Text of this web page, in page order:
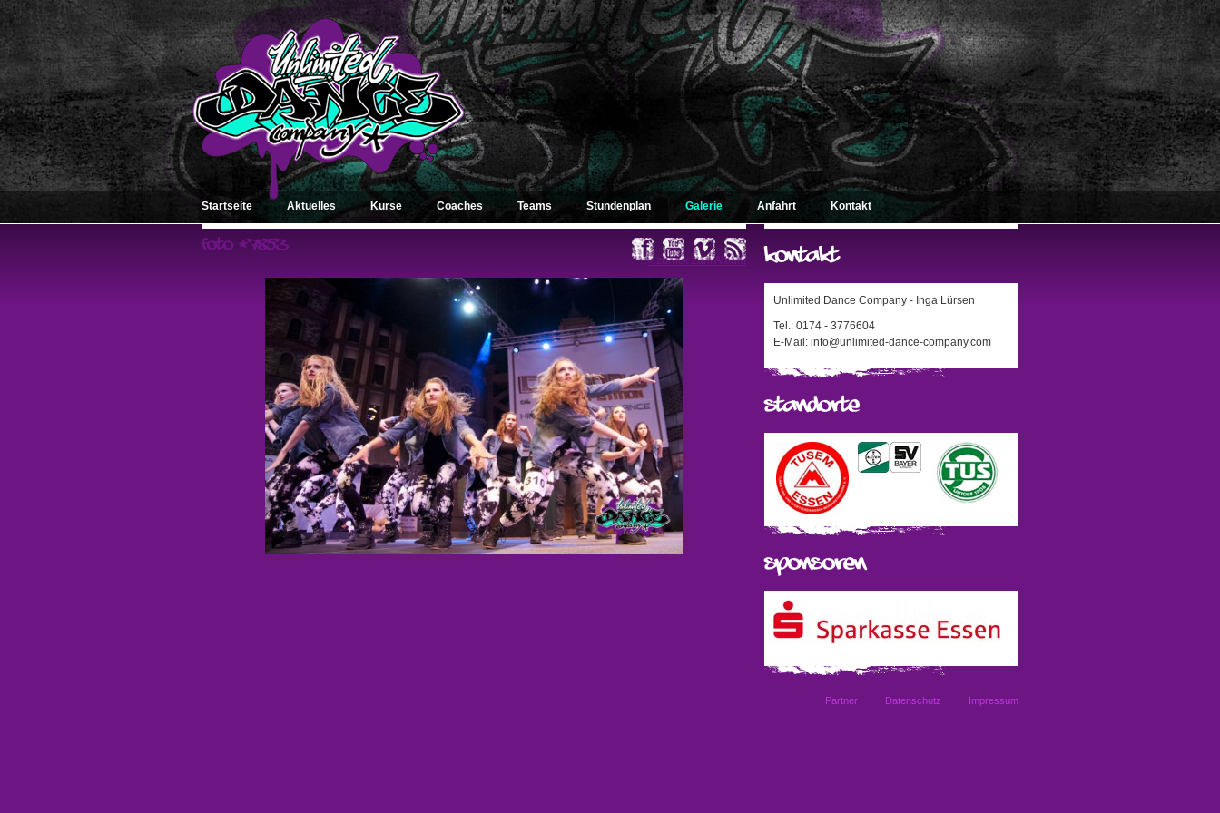
Startseite Aktuelles Kurse Coaches Teams Stundenplan Galerie Anfahrt Kontakt
« zurück zum Album
Unlimited Dance Company - Inga Lürsen
Tel.: 0174 - 3776604
E-Mail: info@unlimited-dance-company.com
Partner Datenschutz Impressum